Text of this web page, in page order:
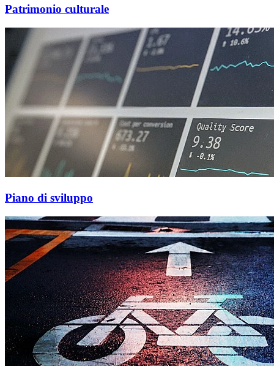
Patrimonio culturale
Piano di sviluppo